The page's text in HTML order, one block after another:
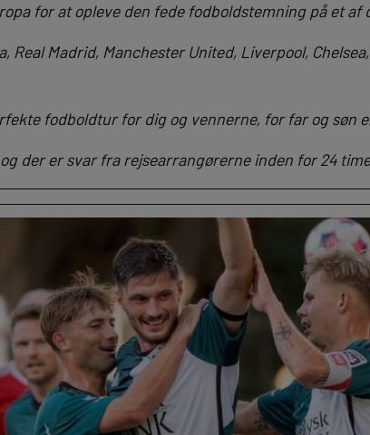
for at opleve den fede fodboldstemning på et af
Real Madrid, Manchester United, Liverpool,
fodboldtur for dig og vennerne, for far og søn
der er svar fra rejsearrangørerne inden for 24